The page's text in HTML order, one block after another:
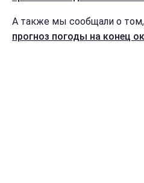
А также мы сообщали о
прогноз погоды на конец